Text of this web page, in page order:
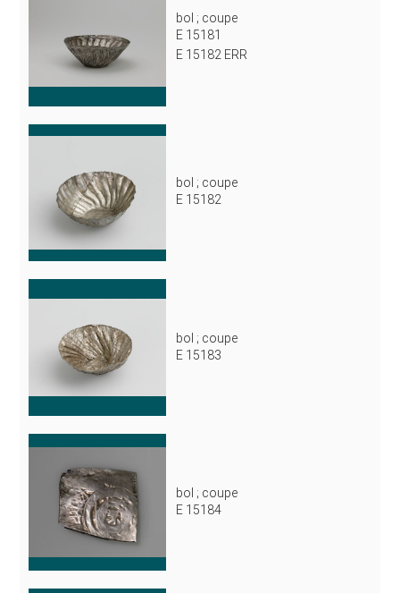
bol ; coupe
E 15181
E 15182 ERR
bol ; coupe
E 15182
bol ; coupe
E 15183
bol ; coupe
E 15184